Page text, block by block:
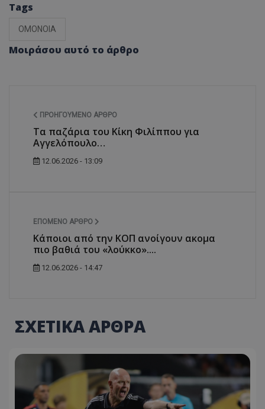
Tags
ΟΜΟΝΟΙΑ
Μοιράσου αυτό το άρθρο
ΠΡΟΗΓΟΎΜΕΝΟ ΆΡΘΡΟ
Τα παζάρια του Κίκη Φιλίππου για
Αγγελόπουλο…
12.06.2026 - 13:09
ΕΠΌΜΕΝΟ ΆΡΘΡΟ
Κάποιοι από την ΚΟΠ ανοίγουν ακομα
πιο βαθιά του «λούκκο»....
12.06.2026 - 14:47
ΣΧΕΤΙΚΑ ΑΡΘΡΑ